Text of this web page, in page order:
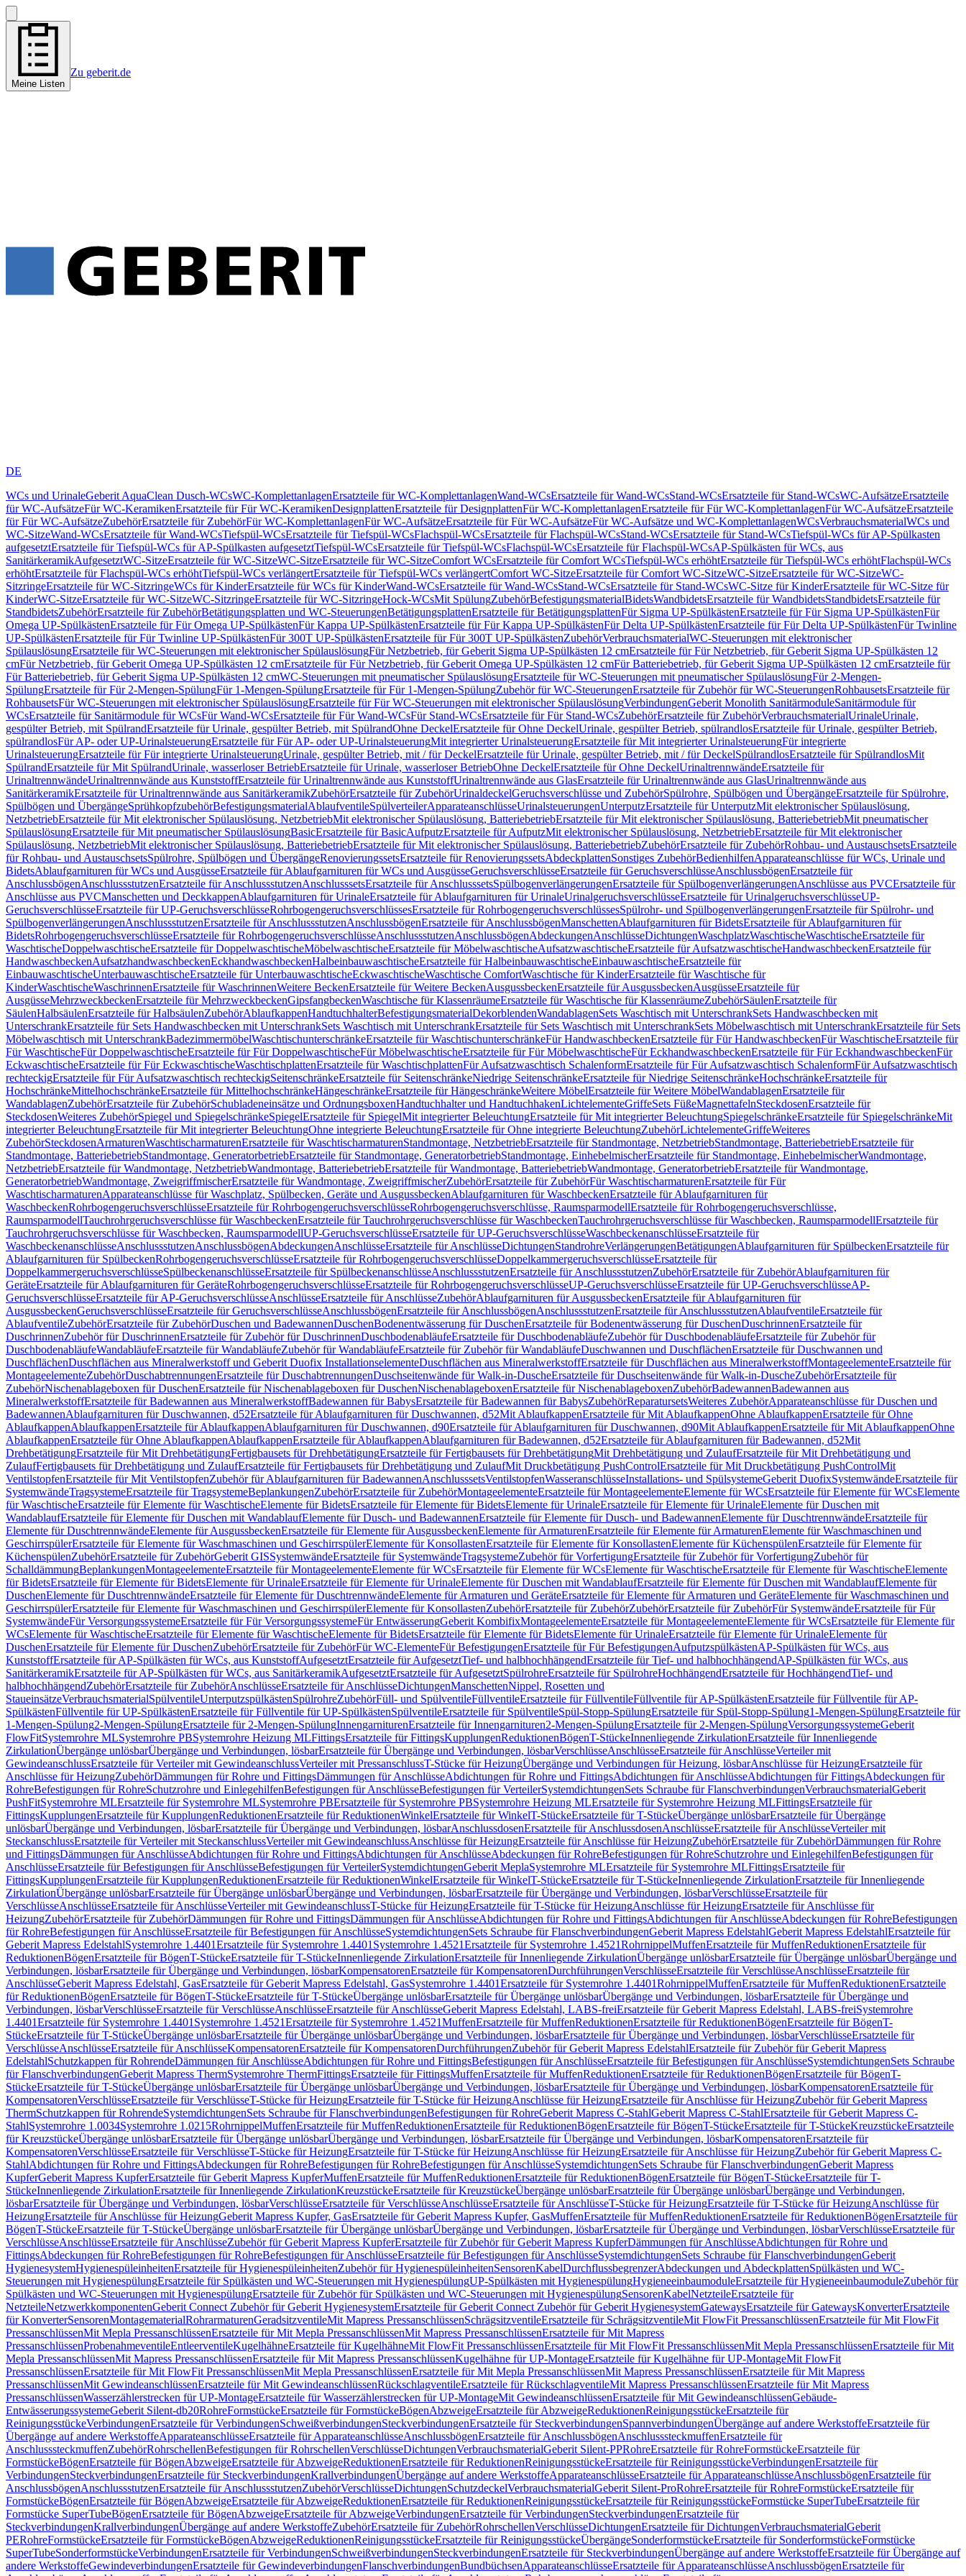
Meine Listen
Zu geberit.de
DE
WCs und UrinaleGeberit AquaClean Dusch-WCsWC-KomplettanlagenErsatzteile für WC-KomplettanlagenWand-WCsErsatzteile für Wand-WCsStand-WCsErsatzteile für Stand-WCsWC-AufsätzeErsatzteile
für WC-AufsätzeFür WC-KeramikenErsatzteile für Für WC-KeramikenDesignplattenErsatzteile für DesignplattenFür WC-KomplettanlagenErsatzteile für Für WC-KomplettanlagenFür WC-AufsätzeErsatzteile
für Für WC-AufsätzeZubehörErsatzteile für ZubehörFür WC-KomplettanlagenFür WC-AufsätzeErsatzteile für Für WC-AufsätzeFür WC-Aufsätze und WC-KomplettanlagenWCsVerbrauchsmaterialWCs und
WC-SitzeWand-WCsErsatzteile für Wand-WCsTiefspül-WCsErsatzteile für Tiefspül-WCsFlachspül-WCsErsatzteile für Flachspül-WCsStand-WCsErsatzteile für Stand-WCsTiefspül-WCs für AP-Spülkasten
aufgesetztErsatzteile für Tiefspül-WCs für AP-Spülkasten aufgesetztTiefspül-WCsErsatzteile für Tiefspül-WCsFlachspül-WCsErsatzteile für Flachspül-WCsAP-Spülkästen für WCs, aus
SanitärkeramikAufgesetztWC-SitzeErsatzteile für WC-SitzeWC-SitzeErsatzteile für WC-SitzeComfort WCsErsatzteile für Comfort WCsTiefspül-WCs erhöhtErsatzteile für Tiefspül-WCs erhöhtFlachspül-WCs
erhöhtErsatzteile für Flachspül-WCs erhöhtTiefspül-WCs verlängertErsatzteile für Tiefspül-WCs verlängertComfort WC-SitzeErsatzteile für Comfort WC-SitzeWC-SitzeErsatzteile für WC-SitzeWC-
SitzringeErsatzteile für WC-SitzringeWCs für KinderErsatzteile für WCs für KinderWand-WCsErsatzteile für Wand-WCsStand-WCsErsatzteile für Stand-WCsWC-Sitze für KinderErsatzteile für WC-Sitze für
KinderWC-SitzeErsatzteile für WC-SitzeWC-SitzringeErsatzteile für WC-SitzringeHock-WCsMit SpülungZubehörBefestigungsmaterialBidetsWandbidetsErsatzteile für WandbidetsStandbidetsErsatzteile für
StandbidetsZubehörErsatzteile für ZubehörBetätigungsplatten und WC-SteuerungenBetätigungsplattenErsatzteile für BetätigungsplattenFür Sigma UP-SpülkästenErsatzteile für Für Sigma UP-SpülkästenFür
Omega UP-SpülkästenErsatzteile für Für Omega UP-SpülkästenFür Kappa UP-SpülkästenErsatzteile für Für Kappa UP-SpülkästenFür Delta UP-SpülkästenErsatzteile für Für Delta UP-SpülkästenFür Twinline
UP-SpülkästenErsatzteile für Für Twinline UP-SpülkästenFür 300T UP-SpülkästenErsatzteile für Für 300T UP-SpülkästenZubehörVerbrauchsmaterialWC-Steuerungen mit elektronischer
SpülauslösungErsatzteile für WC-Steuerungen mit elektronischer SpülauslösungFür Netzbetrieb, für Geberit Sigma UP-Spülkästen 12 cmErsatzteile für Für Netzbetrieb, für Geberit Sigma UP-Spülkästen 12
cmFür Netzbetrieb, für Geberit Omega UP-Spülkästen 12 cmErsatzteile für Für Netzbetrieb, für Geberit Omega UP-Spülkästen 12 cmFür Batteriebetrieb, für Geberit Sigma UP-Spülkästen 12 cmErsatzteile für
Für Batteriebetrieb, für Geberit Sigma UP-Spülkästen 12 cmWC-Steuerungen mit pneumatischer SpülauslösungErsatzteile für WC-Steuerungen mit pneumatischer SpülauslösungFür 2-Mengen-
SpülungErsatzteile für Für 2-Mengen-SpülungFür 1-Mengen-SpülungErsatzteile für Für 1-Mengen-SpülungZubehör für WC-SteuerungenErsatzteile für Zubehör für WC-SteuerungenRohbausetsErsatzteile für
RohbausetsFür WC-Steuerungen mit elektronischer SpülauslösungErsatzteile für Für WC-Steuerungen mit elektronischer SpülauslösungVerbindungenGeberit Monolith SanitärmoduleSanitärmodule für
WCsErsatzteile für Sanitärmodule für WCsFür Wand-WCsErsatzteile für Für Wand-WCsFür Stand-WCsErsatzteile für Für Stand-WCsZubehörErsatzteile für ZubehörVerbrauchsmaterialUrinaleUrinale,
gespülter Betrieb, mit SpülrandErsatzteile für Urinale, gespülter Betrieb, mit SpülrandOhne DeckelErsatzteile für Ohne DeckelUrinale, gespülter Betrieb, spülrandlosErsatzteile für Urinale, gespülter Betrieb,
spülrandlosFür AP- oder UP-UrinalsteuerungErsatzteile für Für AP- oder UP-UrinalsteuerungMit integrierter UrinalsteuerungErsatzteile für Mit integrierter UrinalsteuerungFür integrierte
UrinalsteuerungErsatzteile für Für integrierte UrinalsteuerungUrinale, gespülter Betrieb, mit / für DeckelErsatzteile für Urinale, gespülter Betrieb, mit / für DeckelSpülrandlosErsatzteile für SpülrandlosMit
SpülrandErsatzteile für Mit SpülrandUrinale, wasserloser BetriebErsatzteile für Urinale, wasserloser BetriebOhne DeckelErsatzteile für Ohne DeckelUrinaltrennwändeErsatzteile für
UrinaltrennwändeUrinaltrennwände aus KunststoffErsatzteile für Urinaltrennwände aus KunststoffUrinaltrennwände aus GlasErsatzteile für Urinaltrennwände aus GlasUrinaltrennwände aus
SanitärkeramikErsatzteile für Urinaltrennwände aus SanitärkeramikZubehörErsatzteile für ZubehörUrinaldeckelGeruchsverschlüsse und ZubehörSpülrohre, Spülbögen und ÜbergängeErsatzteile für Spülrohre,
Spülbögen und ÜbergängeSprühkopfzubehörBefestigungsmaterialAblaufventileSpülverteilerApparateanschlüsseUrinalsteuerungenUnterputzErsatzteile für UnterputzMit elektronischer Spülauslösung,
NetzbetriebErsatzteile für Mit elektronischer Spülauslösung, NetzbetriebMit elektronischer Spülauslösung, BatteriebetriebErsatzteile für Mit elektronischer Spülauslösung, BatteriebetriebMit pneumatischer
SpülauslösungErsatzteile für Mit pneumatischer SpülauslösungBasicErsatzteile für BasicAufputzErsatzteile für AufputzMit elektronischer Spülauslösung, NetzbetriebErsatzteile für Mit elektronischer
Spülauslösung, NetzbetriebMit elektronischer Spülauslösung, BatteriebetriebErsatzteile für Mit elektronischer Spülauslösung, BatteriebetriebZubehörErsatzteile für ZubehörRohbau- und AustauschsetsErsatzteile
für Rohbau- und AustauschsetsSpülrohre, Spülbögen und ÜbergängeRenovierungssetsErsatzteile für RenovierungssetsAbdeckplattenSonstiges ZubehörBedienhilfenApparateanschlüsse für WCs, Urinale und
BidetsAblaufgarnituren für WCs und AusgüsseErsatzteile für Ablaufgarnituren für WCs und AusgüsseGeruchsverschlüsseErsatzteile für GeruchsverschlüsseAnschlussbögenErsatzteile für
AnschlussbögenAnschlussstutzenErsatzteile für AnschlussstutzenAnschlusssetsErsatzteile für AnschlusssetsSpülbogenverlängerungenErsatzteile für SpülbogenverlängerungenAnschlüsse aus PVCErsatzteile für
Anschlüsse aus PVCManschetten und DeckkappenAblaufgarnituren für UrinaleErsatzteile für Ablaufgarnituren für UrinaleUrinalgeruchsverschlüsseErsatzteile für UrinalgeruchsverschlüsseUP-
GeruchsverschlüsseErsatzteile für UP-GeruchsverschlüsseRohrbogengeruchsverschlüssesErsatzteile für RohrbogengeruchsverschlüssesSpülrohr- und SpülbogenverlängerungenErsatzteile für Spülrohr- und
SpülbogenverlängerungenAnschlussstutzenErsatzteile für AnschlussstutzenAnschlussbögenErsatzteile für AnschlussbögenManschettenAblaufgarnituren für BidetsErsatzteile für Ablaufgarnituren für
BidetsRohrbogengeruchsverschlüsseErsatzteile für RohrbogengeruchsverschlüsseAnschlussstutzenAnschlussbögenAbdeckungenAnschlüsseDichtungenWaschplatzWaschtischeWaschtischeErsatzteile für
WaschtischeDoppelwaschtischeErsatzteile für DoppelwaschtischeMöbelwaschtischeErsatzteile für MöbelwaschtischeAufsatzwaschtischeErsatzteile für AufsatzwaschtischeHandwaschbeckenErsatzteile für
HandwaschbeckenAufsatzhandwaschbeckenEckhandwaschbeckenHalbeinbauwaschtischeErsatzteile für HalbeinbauwaschtischeEinbauwaschtischeErsatzteile für
EinbauwaschtischeUnterbauwaschtischeErsatzteile für UnterbauwaschtischeEckwaschtischeWaschtische ComfortWaschtische für KinderErsatzteile für Waschtische für
KinderWaschtischeWaschrinnenErsatzteile für WaschrinnenWeitere BeckenErsatzteile für Weitere BeckenAusgussbeckenErsatzteile für AusgussbeckenAusgüsseErsatzteile für
AusgüsseMehrzweckbeckenErsatzteile für MehrzweckbeckenGipsfangbeckenWaschtische für KlassenräumeErsatzteile für Waschtische für KlassenräumeZubehörSäulenErsatzteile für
SäulenHalbsäulenErsatzteile für HalbsäulenZubehörAblaufkappenHandtuchhalterBefestigungsmaterialDekorblendenWandablagenSets Waschtisch mit UnterschrankSets Handwaschbecken mit
UnterschrankErsatzteile für Sets Handwaschbecken mit UnterschrankSets Waschtisch mit UnterschrankErsatzteile für Sets Waschtisch mit UnterschrankSets Möbelwaschtisch mit UnterschrankErsatzteile für Sets
Möbelwaschtisch mit UnterschrankBadezimmermöbelWaschtischunterschränkeErsatzteile für WaschtischunterschränkeFür HandwaschbeckenErsatzteile für Für HandwaschbeckenFür WaschtischeErsatzteile für
Für WaschtischeFür DoppelwaschtischeErsatzteile für Für DoppelwaschtischeFür MöbelwaschtischeErsatzteile für Für MöbelwaschtischeFür EckhandwaschbeckenErsatzteile für Für EckhandwaschbeckenFür
EckwaschtischeErsatzteile für Für EckwaschtischeWaschtischplattenErsatzteile für WaschtischplattenFür Aufsatzwaschtisch SchalenformErsatzteile für Für Aufsatzwaschtisch SchalenformFür Aufsatzwaschtisch
rechteckigErsatzteile für Für Aufsatzwaschtisch rechteckigSeitenschränkeErsatzteile für SeitenschränkeNiedrige SeitenschränkeErsatzteile für Niedrige SeitenschränkeHochschränkeErsatzteile für
HochschränkeMittelhochschränkeErsatzteile für MittelhochschränkeHängeschränkeErsatzteile für HängeschränkeWeitere MöbelErsatzteile für Weitere MöbelWandablagenErsatzteile für
WandablagenZubehörErsatzteile für ZubehörSchubladeneinsätze und OrdnungsboxenHandtuchhalter und HandtuchhakenLichtelementeGriffeSets FüßeMagnettafelnSteckdosenErsatzteile für
SteckdosenWeiteres ZubehörSpiegel und SpiegelschränkeSpiegelErsatzteile für SpiegelMit integrierter BeleuchtungErsatzteile für Mit integrierter BeleuchtungSpiegelschränkeErsatzteile für SpiegelschränkeMit
integrierter BeleuchtungErsatzteile für Mit integrierter BeleuchtungOhne integrierte BeleuchtungErsatzteile für Ohne integrierte BeleuchtungZubehörLichtelementeGriffeWeiteres
ZubehörSteckdosenArmaturenWaschtischarmaturenErsatzteile für WaschtischarmaturenStandmontage, NetzbetriebErsatzteile für Standmontage, NetzbetriebStandmontage, BatteriebetriebErsatzteile für
Standmontage, BatteriebetriebStandmontage, GeneratorbetriebErsatzteile für Standmontage, GeneratorbetriebStandmontage, EinhebelmischerErsatzteile für Standmontage, EinhebelmischerWandmontage,
NetzbetriebErsatzteile für Wandmontage, NetzbetriebWandmontage, BatteriebetriebErsatzteile für Wandmontage, BatteriebetriebWandmontage, GeneratorbetriebErsatzteile für Wandmontage,
GeneratorbetriebWandmontage, ZweigriffmischerErsatzteile für Wandmontage, ZweigriffmischerZubehörErsatzteile für ZubehörFür WaschtischarmaturenErsatzteile für Für
WaschtischarmaturenApparateanschlüsse für Waschplatz, Spülbecken, Geräte und AusgussbeckenAblaufgarnituren für WaschbeckenErsatzteile für Ablaufgarnituren für
WaschbeckenRohrbogengeruchsverschlüsseErsatzteile für RohrbogengeruchsverschlüsseRohrbogengeruchsverschlüsse, RaumsparmodellErsatzteile für Rohrbogengeruchsverschlüsse,
RaumsparmodellTauchrohrgeruchsverschlüsse für WaschbeckenErsatzteile für Tauchrohrgeruchsverschlüsse für WaschbeckenTauchrohrgeruchsverschlüsse für Waschbecken, RaumsparmodellErsatzteile für
Tauchrohrgeruchsverschlüsse für Waschbecken, RaumsparmodellUP-GeruchsverschlüsseErsatzteile für UP-GeruchsverschlüsseWaschbeckenanschlüsseErsatzteile für
WaschbeckenanschlüsseAnschlussstutzenAnschlussbögenAbdeckungenAnschlüsseErsatzteile für AnschlüsseDichtungenStandrohreVerlängerungenBetätigungenAblaufgarnituren für SpülbeckenErsatzteile für
Ablaufgarnituren für SpülbeckenRohrbogengeruchsverschlüsseErsatzteile für RohrbogengeruchsverschlüsseDoppelkammergeruchsverschlüsseErsatzteile für
DoppelkammergeruchsverschlüsseSpülbeckenanschlüsseErsatzteile für SpülbeckenanschlüsseAnschlussstutzenErsatzteile für AnschlussstutzenZubehörErsatzteile für ZubehörAblaufgarnituren für
GeräteErsatzteile für Ablaufgarnituren für GeräteRohrbogengeruchsverschlüsseErsatzteile für RohrbogengeruchsverschlüsseUP-GeruchsverschlüsseErsatzteile für UP-GeruchsverschlüsseAP-
GeruchsverschlüsseErsatzteile für AP-GeruchsverschlüsseAnschlüsseErsatzteile für AnschlüsseZubehörAblaufgarnituren für AusgussbeckenErsatzteile für Ablaufgarnituren für
AusgussbeckenGeruchsverschlüsseErsatzteile für GeruchsverschlüsseAnschlussbögenErsatzteile für AnschlussbögenAnschlussstutzenErsatzteile für AnschlussstutzenAblaufventileErsatzteile für
AblaufventileZubehörErsatzteile für ZubehörDuschen und BadewannenDuschenBodenentwässerung für DuschenErsatzteile für Bodenentwässerung für DuschenDuschrinnenErsatzteile für
DuschrinnenZubehör für DuschrinnenErsatzteile für Zubehör für DuschrinnenDuschbodenabläufeErsatzteile für DuschbodenabläufeZubehör für DuschbodenabläufeErsatzteile für Zubehör für
DuschbodenabläufeWandabläufeErsatzteile für WandabläufeZubehör für WandabläufeErsatzteile für Zubehör für WandabläufeDuschwannen und DuschflächenErsatzteile für Duschwannen und
DuschflächenDuschflächen aus Mineralwerkstoff und Geberit Duofix InstallationselementeDuschflächen aus MineralwerkstoffErsatzteile für Duschflächen aus MineralwerkstoffMontageelementeErsatzteile für
MontageelementeZubehörDuschabtrennungenErsatzteile für DuschabtrennungenDuschseitenwände für Walk-in-DuscheErsatzteile für Duschseitenwände für Walk-in-DuscheZubehörErsatzteile für
ZubehörNischenablageboxen für DuschenErsatzteile für Nischenablageboxen für DuschenNischenablageboxenErsatzteile für NischenablageboxenZubehörBadewannenBadewannen aus
MineralwerkstoffErsatzteile für Badewannen aus MineralwerkstoffBadewannen für BabysErsatzteile für Badewannen für BabysZubehörReparatursetsWeiteres ZubehörApparateanschlüsse für Duschen und
BadewannenAblaufgarnituren für Duschwannen, d52Ersatzteile für Ablaufgarnituren für Duschwannen, d52Mit AblaufkappenErsatzteile für Mit AblaufkappenOhne AblaufkappenErsatzteile für Ohne
AblaufkappenAblaufkappenErsatzteile für AblaufkappenAblaufgarnituren für Duschwannen, d90Ersatzteile für Ablaufgarnituren für Duschwannen, d90Mit AblaufkappenErsatzteile für Mit AblaufkappenOhne
AblaufkappenErsatzteile für Ohne AblaufkappenAblaufkappenErsatzteile für AblaufkappenAblaufgarnituren für Badewannen, d52Ersatzteile für Ablaufgarnituren für Badewannen, d52Mit
DrehbetätigungErsatzteile für Mit DrehbetätigungFertigbausets für DrehbetätigungErsatzteile für Fertigbausets für DrehbetätigungMit Drehbetätigung und ZulaufErsatzteile für Mit Drehbetätigung und
ZulaufFertigbausets für Drehbetätigung und ZulaufErsatzteile für Fertigbausets für Drehbetätigung und ZulaufMit Druckbetätigung PushControlErsatzteile für Mit Druckbetätigung PushControlMit
VentilstopfenErsatzteile für Mit VentilstopfenZubehör für Ablaufgarnituren für BadewannenAnschlusssetsVentilstopfenWasseranschlüsseInstallations- und SpülsystemeGeberit DuofixSystemwändeErsatzteile für
SystemwändeTragsystemeErsatzteile für TragsystemeBeplankungenZubehörErsatzteile für ZubehörMontageelementeErsatzteile für MontageelementeElemente für WCsErsatzteile für Elemente für WCsElemente
für WaschtischeErsatzteile für Elemente für WaschtischeElemente für BidetsErsatzteile für Elemente für BidetsElemente für UrinaleErsatzteile für Elemente für UrinaleElemente für Duschen mit
WandablaufErsatzteile für Elemente für Duschen mit WandablaufElemente für Dusch- und BadewannenErsatzteile für Elemente für Dusch- und BadewannenElemente für DuschtrennwändeErsatzteile für
Elemente für DuschtrennwändeElemente für AusgussbeckenErsatzteile für Elemente für AusgussbeckenElemente für ArmaturenErsatzteile für Elemente für ArmaturenElemente für Waschmaschinen und
GeschirrspülerErsatzteile für Elemente für Waschmaschinen und GeschirrspülerElemente für KonsollastenErsatzteile für Elemente für KonsollastenElemente für KüchenspülenErsatzteile für Elemente für
KüchenspülenZubehörErsatzteile für ZubehörGeberit GISSystemwändeErsatzteile für SystemwändeTragsystemeZubehör für VorfertigungErsatzteile für Zubehör für VorfertigungZubehör für
SchalldämmungBeplankungenMontageelementeErsatzteile für MontageelementeElemente für WCsErsatzteile für Elemente für WCsElemente für WaschtischeErsatzteile für Elemente für WaschtischeElemente
für BidetsErsatzteile für Elemente für BidetsElemente für UrinaleErsatzteile für Elemente für UrinaleElemente für Duschen mit WandablaufErsatzteile für Elemente für Duschen mit WandablaufElemente für
DuschenElemente für DuschtrennwändeErsatzteile für Elemente für DuschtrennwändeElemente für Armaturen und GeräteErsatzteile für Elemente für Armaturen und GeräteElemente für Waschmaschinen und
GeschirrspülerErsatzteile für Elemente für Waschmaschinen und GeschirrspülerElemente für KonsollastenZubehörErsatzteile für ZubehörZubehörErsatzteile für ZubehörFür SystemwändeErsatzteile für Für
SystemwändeFür VersorgungssystemeErsatzteile für Für VersorgungssystemeFür EntwässerungGeberit KombifixMontageelementeErsatzteile für MontageelementeElemente für WCsErsatzteile für Elemente für
WCsElemente für WaschtischeErsatzteile für Elemente für WaschtischeElemente für BidetsErsatzteile für Elemente für BidetsElemente für UrinaleErsatzteile für Elemente für UrinaleElemente für
DuschenErsatzteile für Elemente für DuschenZubehörErsatzteile für ZubehörFür WC-ElementeFür BefestigungenErsatzteile für Für BefestigungenAufputzspülkästenAP-Spülkästen für WCs, aus
KunststoffErsatzteile für AP-Spülkästen für WCs, aus KunststoffAufgesetztErsatzteile für AufgesetztTief- und halbhochhängendErsatzteile für Tief- und halbhochhängendAP-Spülkästen für WCs, aus
SanitärkeramikErsatzteile für AP-Spülkästen für WCs, aus SanitärkeramikAufgesetztErsatzteile für AufgesetztSpülrohreErsatzteile für SpülrohreHochhängendErsatzteile für HochhängendTief- und
halbhochhängendZubehörErsatzteile für ZubehörAnschlüsseErsatzteile für AnschlüsseDichtungenManschettenNippel, Rosetten und
StaueinsätzeVerbrauchsmaterialSpülventileUnterputzspülkästenSpülrohreZubehörFüll- und SpülventileFüllventileErsatzteile für FüllventileFüllventile für AP-SpülkästenErsatzteile für Füllventile für AP-
SpülkästenFüllventile für UP-SpülkästenErsatzteile für Füllventile für UP-SpülkästenSpülventileErsatzteile für SpülventileSpül-Stopp-SpülungErsatzteile für Spül-Stopp-Spülung1-Mengen-SpülungErsatzteile für
1-Mengen-Spülung2-Mengen-SpülungErsatzteile für 2-Mengen-SpülungInnengarniturenErsatzteile für Innengarnituren2-Mengen-SpülungErsatzteile für 2-Mengen-SpülungVersorgungssystemeGeberit
FlowFitSystemrohre MLSystemrohre PBSystemrohre Heizung MLFittingsErsatzteile für FittingsKupplungenReduktionenBögenT-StückeInnenliegende ZirkulationErsatzteile für Innenliegende
ZirkulationÜbergänge unlösbarÜbergänge und Verbindungen, lösbarErsatzteile für Übergänge und Verbindungen, lösbarVerschlüsseAnschlüsseErsatzteile für AnschlüsseVerteiler mit
GewindeanschlussErsatzteile für Verteiler mit GewindeanschlussVerteiler mit PressanschlussT-Stücke für HeizungÜbergänge und Verbindungen für Heizung, lösbarAnschlüsse für HeizungErsatzteile für
Anschlüsse für HeizungZubehörDämmungen für Rohre und FittingsDämmungen für AnschlüsseAbdichtungen für Rohre und FittingsAbdichtungen für AnschlüsseAbdichtungen für FittingsAbdeckungen für
RohreBefestigungen für RohreSchutzrohre und EinlegehilfenBefestigungen für AnschlüsseBefestigungen für VerteilerSystemdichtungenSets Schraube für FlanschverbindungenVerbrauchsmaterialGeberit
PushFitSystemrohre MLErsatzteile für Systemrohre MLSystemrohre PBErsatzteile für Systemrohre PBSystemrohre Heizung MLErsatzteile für Systemrohre Heizung MLFittingsErsatzteile für
FittingsKupplungenErsatzteile für KupplungenReduktionenErsatzteile für ReduktionenWinkelErsatzteile für WinkelT-StückeErsatzteile für T-StückeÜbergänge unlösbarErsatzteile für Übergänge
unlösbarÜbergänge und Verbindungen, lösbarErsatzteile für Übergänge und Verbindungen, lösbarAnschlussdosenErsatzteile für AnschlussdosenAnschlüsseErsatzteile für AnschlüsseVerteiler mit
SteckanschlussErsatzteile für Verteiler mit SteckanschlussVerteiler mit GewindeanschlussAnschlüsse für HeizungErsatzteile für Anschlüsse für HeizungZubehörErsatzteile für ZubehörDämmungen für Rohre
und FittingsDämmungen für AnschlüsseAbdichtungen für Rohre und FittingsAbdichtungen für AnschlüsseAbdeckungen für RohreBefestigungen für RohreSchutzrohre und EinlegehilfenBefestigungen für
AnschlüsseErsatzteile für Befestigungen für AnschlüsseBefestigungen für VerteilerSystemdichtungenGeberit MeplaSystemrohre MLErsatzteile für Systemrohre MLFittingsErsatzteile für
FittingsKupplungenErsatzteile für KupplungenReduktionenErsatzteile für ReduktionenWinkelErsatzteile für WinkelT-StückeErsatzteile für T-StückeInnenliegende ZirkulationErsatzteile für Innenliegende
ZirkulationÜbergänge unlösbarErsatzteile für Übergänge unlösbarÜbergänge und Verbindungen, lösbarErsatzteile für Übergänge und Verbindungen, lösbarVerschlüsseErsatzteile für
VerschlüsseAnschlüsseErsatzteile für AnschlüsseVerteiler mit GewindeanschlussT-Stücke für HeizungErsatzteile für T-Stücke für HeizungAnschlüsse für HeizungErsatzteile für Anschlüsse für
HeizungZubehörErsatzteile für ZubehörDämmungen für Rohre und FittingsDämmungen für AnschlüsseAbdichtungen für Rohre und FittingsAbdichtungen für AnschlüsseAbdeckungen für RohreBefestigungen
für RohreBefestigungen für AnschlüsseErsatzteile für Befestigungen für AnschlüsseSystemdichtungenSets Schraube für FlanschverbindungenGeberit Mapress EdelstahlGeberit Mapress EdelstahlErsatzteile für
Geberit Mapress EdelstahlSystemrohre 1.4401Ersatzteile für Systemrohre 1.4401 Systemrohre 1.4521Ersatzteile für Systemrohre 1.4521RohrnippelMuffenErsatzteile für MuffenReduktionenErsatzteile für
ReduktionenBögenErsatzteile für BögenT-StückeErsatzteile für T-StückeInnenliegende ZirkulationErsatzteile für Innenliegende ZirkulationÜbergänge unlösbarErsatzteile für Übergänge unlösbarÜbergänge und
Verbindungen, lösbarErsatzteile für Übergänge und Verbindungen, lösbarKompensatorenErsatzteile für KompensatorenDurchführungenVerschlüsseErsatzteile für VerschlüsseAnschlüsseErsatzteile für
AnschlüsseGeberit Mapress Edelstahl, GasErsatzteile für Geberit Mapress Edelstahl, GasSystemrohre 1.4401Ersatzteile für Systemrohre 1.4401RohrnippelMuffenErsatzteile für MuffenReduktionenErsatzteile
für ReduktionenBögenErsatzteile für BögenT-StückeErsatzteile für T-StückeÜbergänge unlösbarErsatzteile für Übergänge unlösbarÜbergänge und Verbindungen, lösbarErsatzteile für Übergänge und
Verbindungen, lösbarVerschlüsseErsatzteile für VerschlüsseAnschlüsseErsatzteile für AnschlüsseGeberit Mapress Edelstahl, LABS-freiErsatzteile für Geberit Mapress Edelstahl, LABS-freiSystemrohre
1.4401Ersatzteile für Systemrohre 1.4401 Systemrohre 1.4521Ersatzteile für Systemrohre 1.4521MuffenErsatzteile für MuffenReduktionenErsatzteile für ReduktionenBögenErsatzteile für BögenT-
StückeErsatzteile für T-StückeÜbergänge unlösbarErsatzteile für Übergänge unlösbarÜbergänge und Verbindungen, lösbarErsatzteile für Übergänge und Verbindungen, lösbarVerschlüsseErsatzteile für
VerschlüsseAnschlüsseErsatzteile für AnschlüsseKompensatorenErsatzteile für KompensatorenDurchführungenZubehör für Geberit Mapress EdelstahlErsatzteile für Zubehör für Geberit Mapress
EdelstahlSchutzkappen für RohrendeDämmungen für AnschlüsseAbdichtungen für Rohre und FittingsBefestigungen für AnschlüsseErsatzteile für Befestigungen für AnschlüsseSystemdichtungenSets Schraube
für FlanschverbindungenGeberit Mapress ThermSystemrohre ThermFittingsErsatzteile für FittingsMuffenErsatzteile für MuffenReduktionenErsatzteile für ReduktionenBögenErsatzteile für BögenT-
StückeErsatzteile für T-StückeÜbergänge unlösbarErsatzteile für Übergänge unlösbarÜbergänge und Verbindungen, lösbarErsatzteile für Übergänge und Verbindungen, lösbarKompensatorenErsatzteile für
KompensatorenVerschlüsseErsatzteile für VerschlüsseT-Stücke für HeizungErsatzteile für T-Stücke für HeizungAnschlüsse für HeizungErsatzteile für Anschlüsse für HeizungZubehör für Geberit Mapress
ThermSchutzkappen für RohrendeSystemdichtungenSets Schraube für FlanschverbindungenBefestigungen für RohreGeberit Mapress C-StahlGeberit Mapress C-StahlErsatzteile für Geberit Mapress C-
StahlSystemrohre 1.0034Systemrohre 1.0215RohrnippelMuffenErsatzteile für MuffenReduktionenErsatzteile für ReduktionenBögenErsatzteile für BögenT-StückeErsatzteile für T-StückeKreuzstückeErsatzteile
für KreuzstückeÜbergänge unlösbarErsatzteile für Übergänge unlösbarÜbergänge und Verbindungen, lösbarErsatzteile für Übergänge und Verbindungen, lösbarKompensatorenErsatzteile für
KompensatorenVerschlüsseErsatzteile für VerschlüsseT-Stücke für HeizungErsatzteile für T-Stücke für HeizungAnschlüsse für HeizungErsatzteile für Anschlüsse für HeizungZubehör für Geberit Mapress C-
StahlAbdichtungen für Rohre und FittingsAbdeckungen für RohreBefestigungen für RohreBefestigungen für AnschlüsseSystemdichtungenSets Schraube für FlanschverbindungenGeberit Mapress
KupferGeberit Mapress KupferErsatzteile für Geberit Mapress KupferMuffenErsatzteile für MuffenReduktionenErsatzteile für ReduktionenBögenErsatzteile für BögenT-StückeErsatzteile für T-
StückeInnenliegende ZirkulationErsatzteile für Innenliegende ZirkulationKreuzstückeErsatzteile für KreuzstückeÜbergänge unlösbarErsatzteile für Übergänge unlösbarÜbergänge und Verbindungen,
lösbarErsatzteile für Übergänge und Verbindungen, lösbarVerschlüsseErsatzteile für VerschlüsseAnschlüsseErsatzteile für AnschlüsseT-Stücke für HeizungErsatzteile für T-Stücke für HeizungAnschlüsse für
HeizungErsatzteile für Anschlüsse für HeizungGeberit Mapress Kupfer, GasErsatzteile für Geberit Mapress Kupfer, GasMuffenErsatzteile für MuffenReduktionenErsatzteile für ReduktionenBögenErsatzteile für
BögenT-StückeErsatzteile für T-StückeÜbergänge unlösbarErsatzteile für Übergänge unlösbarÜbergänge und Verbindungen, lösbarErsatzteile für Übergänge und Verbindungen, lösbarVerschlüsseErsatzteile für
VerschlüsseAnschlüsseErsatzteile für AnschlüsseZubehör für Geberit Mapress KupferErsatzteile für Zubehör für Geberit Mapress KupferDämmungen für AnschlüsseAbdichtungen für Rohre und
FittingsAbdeckungen für RohreBefestigungen für RohreBefestigungen für AnschlüsseErsatzteile für Befestigungen für AnschlüsseSystemdichtungenSets Schraube für FlanschverbindungenGeberit
HygienesystemHygienespüleinheitenErsatzteile für HygienespüleinheitenZubehör für HygienespüleinheitenSensorenKabelDurchflussbegrenzerAbdeckungen und AbdeckplattenSpülkästen und WC-
Steuerungen mit HygienespülungErsatzteile für Spülkästen und WC-Steuerungen mit HygienespülungUP-Spülkästen mit HygienespülungHygieneeinbaumoduleErsatzteile für HygieneeinbaumoduleZubehör für
Spülkästen und WC-Steuerungen mit HygienespülungErsatzteile für Zubehör für Spülkästen und WC-Steuerungen mit HygienespülungSensorenKabelNetzteileErsatzteile für
NetzteileNetzwerkkomponentenGeberit Connect Zubehör für Geberit HygienesystemErsatzteile für Geberit Connect Zubehör für Geberit HygienesystemGatewaysErsatzteile für GatewaysKonverterErsatzteile
für KonverterSensorenMontagematerialRohrarmaturenGeradsitzventileMit Mapress PressanschlüssenSchrägsitzventileErsatzteile für SchrägsitzventileMit FlowFit PressanschlüssenErsatzteile für Mit FlowFit
PressanschlüssenMit Mepla PressanschlüssenErsatzteile für Mit Mepla PressanschlüssenMit Mapress PressanschlüssenErsatzteile für Mit Mapress
PressanschlüssenProbenahmeventileEntleerventileKugelhähneErsatzteile für KugelhähneMit FlowFit PressanschlüssenErsatzteile für Mit FlowFit PressanschlüssenMit Mepla PressanschlüssenErsatzteile für Mit
Mepla PressanschlüssenMit Mapress PressanschlüssenErsatzteile für Mit Mapress PressanschlüssenKugelhähne für UP-MontageErsatzteile für Kugelhähne für UP-MontageMit FlowFit
PressanschlüssenErsatzteile für Mit FlowFit PressanschlüssenMit Mepla PressanschlüssenErsatzteile für Mit Mepla PressanschlüssenMit Mapress PressanschlüssenErsatzteile für Mit Mapress
PressanschlüssenMit GewindeanschlüssenErsatzteile für Mit GewindeanschlüssenRückschlagventileErsatzteile für RückschlagventileMit Mapress PressanschlüssenErsatzteile für Mit Mapress
PressanschlüssenWasserzählerstrecken für UP-MontageErsatzteile für Wasserzählerstrecken für UP-MontageMit GewindeanschlüssenErsatzteile für Mit GewindeanschlüssenGebäude-
EntwässerungssystemeGeberit Silent-db20RohreFormstückeErsatzteile für FormstückeBögenAbzweigeErsatzteile für AbzweigeReduktionenReinigungsstückeErsatzteile für
ReinigungsstückeVerbindungenErsatzteile für VerbindungenSchweißverbindungenSteckverbindungenErsatzteile für SteckverbindungenSpannverbindungenÜbergänge auf andere WerkstoffeErsatzteile für
Übergänge auf andere WerkstoffeApparateanschlüsseErsatzteile für ApparateanschlüsseAnschlussbögenErsatzteile für AnschlussbögenAnschlusssteckmuffenErsatzteile für
AnschlusssteckmuffenZubehörRohrschellenBefestigungen für RohrschellenVerschlüsseDichtungenVerbrauchsmaterialGeberit Silent-PPRohreErsatzteile für RohreFormstückeErsatzteile für
FormstückeBögenErsatzteile für BögenAbzweigeErsatzteile für AbzweigeReduktionenErsatzteile für ReduktionenReinigungsstückeErsatzteile für ReinigungsstückeVerbindungenErsatzteile für
VerbindungenSteckverbindungenErsatzteile für SteckverbindungenKrallverbindungenÜbergänge auf andere WerkstoffeApparateanschlüsseErsatzteile für ApparateanschlüsseAnschlussbögenErsatzteile für
AnschlussbögenAnschlussstutzenErsatzteile für AnschlussstutzenZubehörVerschlüsseDichtungenSchutzdeckelVerbrauchsmaterialGeberit Silent-ProRohreErsatzteile für RohreFormstückeErsatzteile für
FormstückeBögenErsatzteile für BögenAbzweigeErsatzteile für AbzweigeReduktionenErsatzteile für ReduktionenReinigungsstückeErsatzteile für ReinigungsstückeFormstücke SuperTubeErsatzteile für
Formstücke SuperTubeBögenErsatzteile für BögenAbzweigeErsatzteile für AbzweigeVerbindungenErsatzteile für VerbindungenSteckverbindungenErsatzteile für
SteckverbindungenKrallverbindungenÜbergänge auf andere WerkstoffeZubehörErsatzteile für ZubehörRohrschellenVerschlüsseDichtungenErsatzteile für DichtungenVerbrauchsmaterialGeberit
PERohreFormstückeErsatzteile für FormstückeBögenAbzweigeReduktionenReinigungsstückeErsatzteile für ReinigungsstückeÜbergängeSonderformstückeErsatzteile für SonderformstückeFormstücke
SuperTubeSonderformstückeVerbindungenErsatzteile für VerbindungenSchweißverbindungenSteckverbindungenErsatzteile für SteckverbindungenÜbergänge auf andere WerkstoffeErsatzteile für Übergänge auf
andere WerkstoffeGewindeverbindungenErsatzteile für GewindeverbindungenFlanschverbindungenBundbüchsenApparateanschlüsseErsatzteile für ApparateanschlüsseAnschlussbögenErsatzteile für